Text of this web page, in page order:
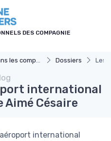
DES COMPAGNIE
aériennes Dossiers Les
international
Aimé Césaire
international